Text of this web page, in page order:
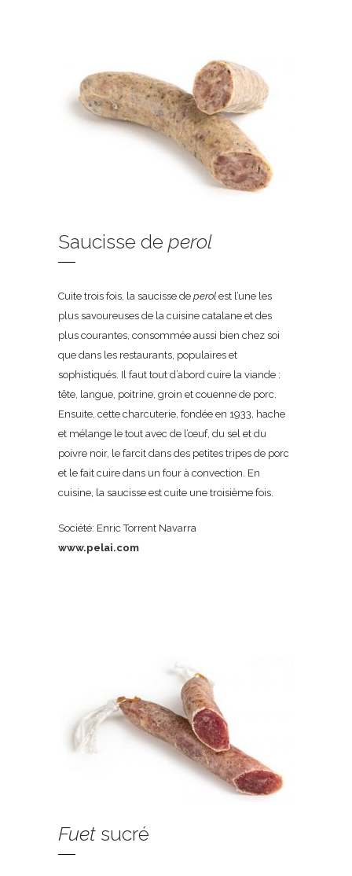
Saucisse de perol
Cuite trois fois, la saucisse de perol est l’une les
plus savoureuses de la cuisine catalane et des
plus courantes, consommée aussi bien chez soi
que dans les restaurants, populaires et
sophistiqués. Il faut tout d’abord cuire la viande :
tête, langue, poitrine, groin et couenne de porc.
Ensuite, cette charcuterie, fondée en 1933, hache
et mélange le tout avec de l’œuf, du sel et du
poivre noir, le farcit dans des petites tripes de porc
et le fait cuire dans un four à convection. En
cuisine, la saucisse est cuite une troisième fois.
Société: Enric Torrent Navarra
www.pelai.com
Fuet sucré